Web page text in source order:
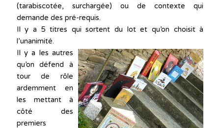
(tarabiscotée, surchargée) ou de contexte qui
demande des pré-requis.
Il y a 5 titres qui sortent du lot et qu’on choisit à
l’unanimité.
Il y a les autres
qu’on défend à
tour de rôle
ardemment en
les mettant à
côté des
premiers